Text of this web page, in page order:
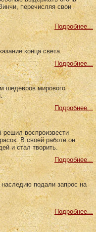
перечисляя свои
Подробнее...
конца света.
Подробнее...
шедевров мирового
Подробнее...
воспроизвести
В своей работе он
и стал творить.
Подробнее...
наследию подали запрос на
Подробнее...